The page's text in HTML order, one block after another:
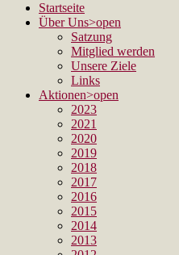
Startseite
Über Uns>open
Satzung
Mitglied werden
Unsere Ziele
Links
Aktionen>open
2023
2021
2020
2019
2018
2017
2016
2015
2014
2013